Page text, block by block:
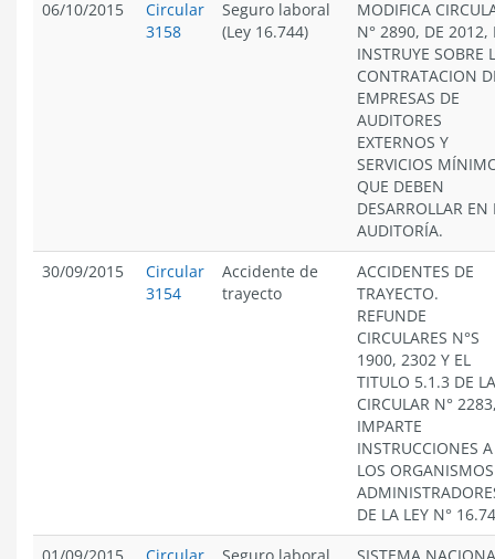
06/10/2015
Circular
3158
Seguro laboral
(Ley 16.744)
MODIFICA
N° 2890, DE 2012,
INSTRUYE SOBRE
CONTRATACION
EMPRESAS DE
AUDITORES
EXTERNOS Y
SERVICIOS
QUE DEBEN
DESARROLLAR EN
AUDITORÍA.
30/09/2015
Circular
3154
Accidente de
trayecto
ACCIDENTES DE
TRAYECTO.
REFUNDE
CIRCULARES N°S
1900, 2302 Y EL
TITULO 5.1.3 DE LA
CIRCULAR N°
IMPARTE
INSTRUCCIONES A
LOS ORGANISMOS
DE LA LEY N°